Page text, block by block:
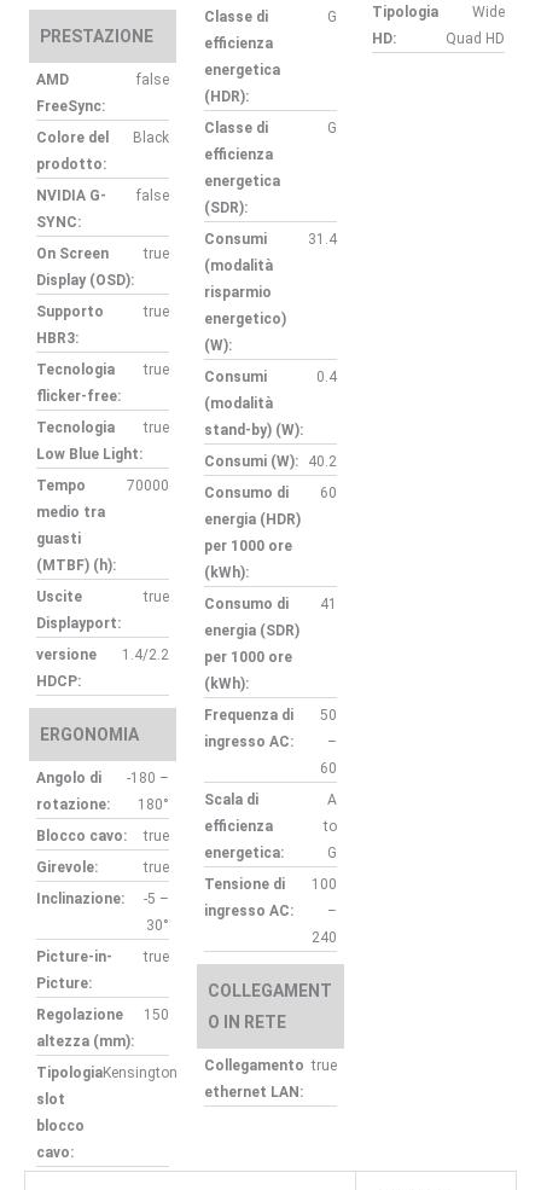
PRESTAZIONE
AMD
FreeSync:
false
Colore del
prodotto:
Black
NVIDIA G-
SYNC:
false
On Screen
Display (OSD):
true
Supporto
HBR3:
true
Tecnologia
flicker-free:
true
Tecnologia
Low Blue Light:
true
Tempo
medio tra
guasti
(MTBF) (h):
70000
Uscite
Displayport:
true
versione
HDCP:
1.4/2.2
ERGONOMIA
Angolo di
rotazione:
-180 –
180°
Blocco cavo:
true
Girevole:
true
Inclinazione:
-5 –
30°
Picture-in-
Picture:
true
Regolazione
altezza (mm):
150
Tipologia
slot
blocco
cavo:
Kensington
Classe di
efficienza
energetica
(HDR):
G
Classe di
efficienza
energetica
(SDR):
G
Consumi
(modalità
risparmio
energetico)
(W):
31.4
Consumi
(modalità
stand-by) (W):
0.4
Consumi (W):
40.2
Consumo di
energia (HDR)
per 1000 ore
(kWh):
60
Consumo di
energia (SDR)
per 1000 ore
(kWh):
41
Frequenza di
ingresso AC:
50
–
60
Scala di
efficienza
energetica:
A
to
G
Tensione di
ingresso AC:
100
–
240
COLLEGAMENT
O IN RETE
Collegamento
ethernet LAN:
true
Tipologia
HD:
Wide
Quad HD